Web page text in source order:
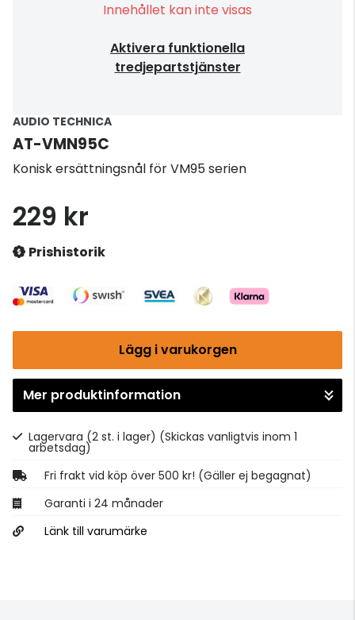
Innehållet kan inte visas
Aktivera funktionella
tredjepartstjänster
AUDIO TECHNICA
AT-VMN95C
Konisk ersättningsnål för VM95 serien
229 kr
Prishistorik
Lägg i varukorgen
Gå till kassan
Mer produktinformation
Lagervara (2 st. i lager) (Skickas vanligtvis inom 1
arbetsdag)
Fri frakt vid köp över 500 kr! (Gäller ej begagnat)
Garanti i 24 månader
Länk till varumärke